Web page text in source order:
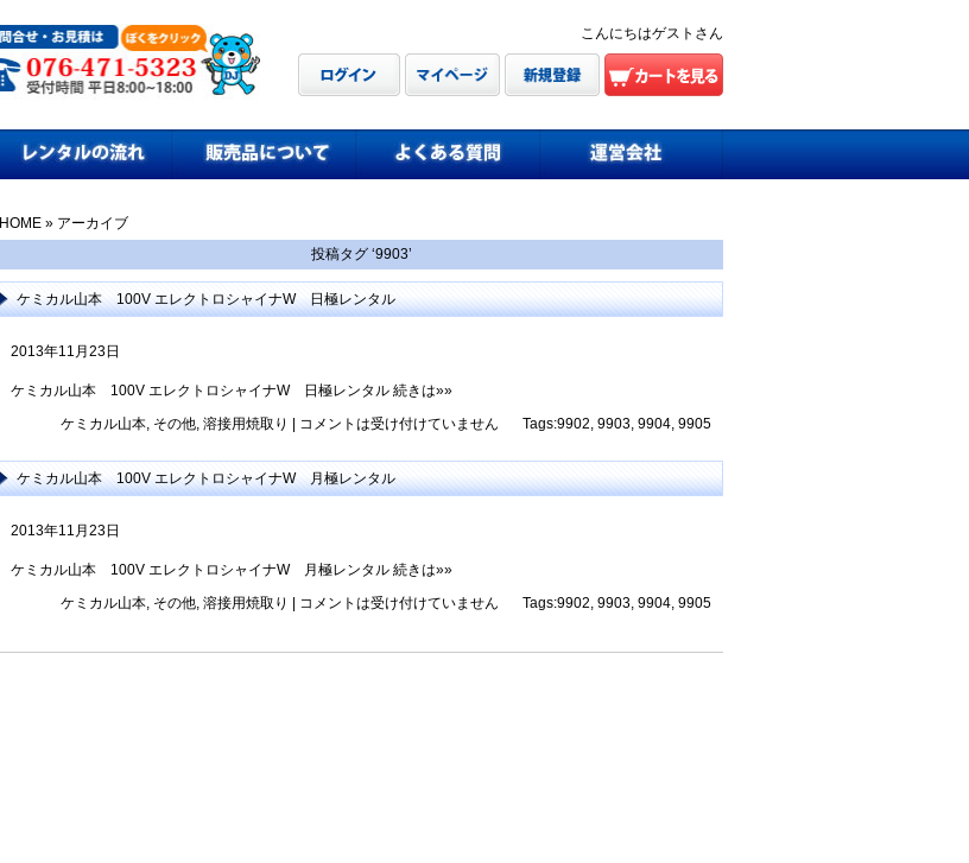
こんにちはゲストさん
HOME » アーカイブ
投稿タグ ‘9903’
ケミカル山本 100V エレクトロシャイナW 日極レンタル
2013年11月23日
ケミカル山本 100V エレクトロシャイナW 日極レンタル 続きは»»
Tags:9902, 9903, 9904, 9905
ケミカル山本, その他, 溶接用焼取り コメントは受け付けていません
ケミカル山本 100V エレクトロシャイナW 月極レンタル
2013年11月23日
ケミカル山本 100V エレクトロシャイナW 月極レンタル 続きは»»
Tags:9902, 9903, 9904, 9905
ケミカル山本, その他, 溶接用焼取り コメントは受け付けていません